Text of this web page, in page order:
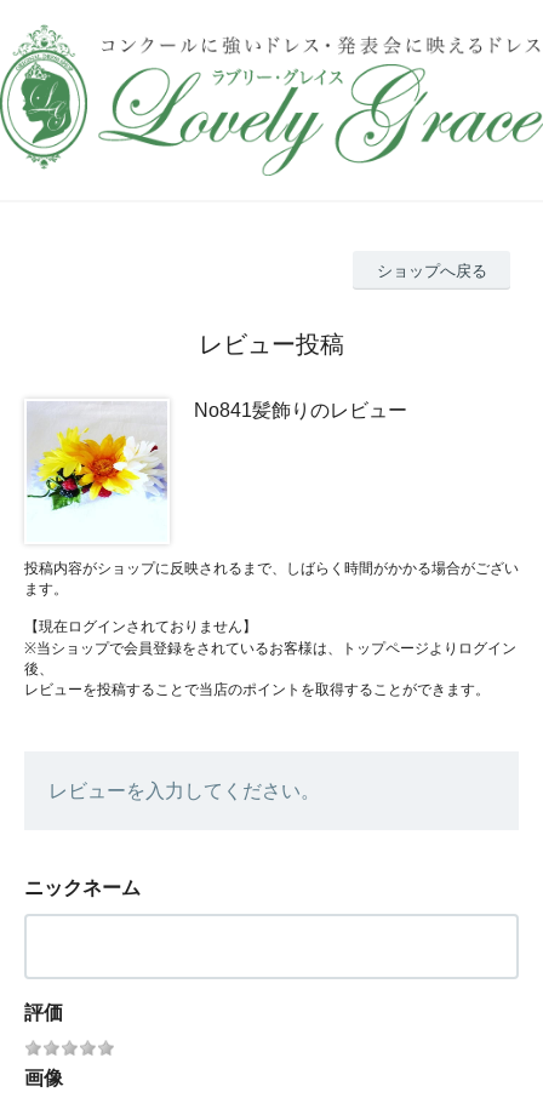
ショップへ戻る
レビュー投稿
No841髪飾りのレビュー
投稿内容がショップに反映されるまで、しばらく時間がかかる場合がござい
ます。
【現在ログインされておりません】
※当ショップで会員登録をされているお客様は、トップページよりログイン
後、
レビューを投稿することで当店のポイントを取得することができます。
レビューを入力してください。
ニックネーム
評価
画像